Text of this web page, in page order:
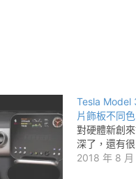
Tesla Model
片飾板不同色
對硬體新創
深了，還有
2018 年 8